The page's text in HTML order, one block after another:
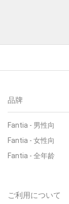
品牌
Fantia - 男性向
Fantia - 女性向
Fantia - 全年龄
ご利用について